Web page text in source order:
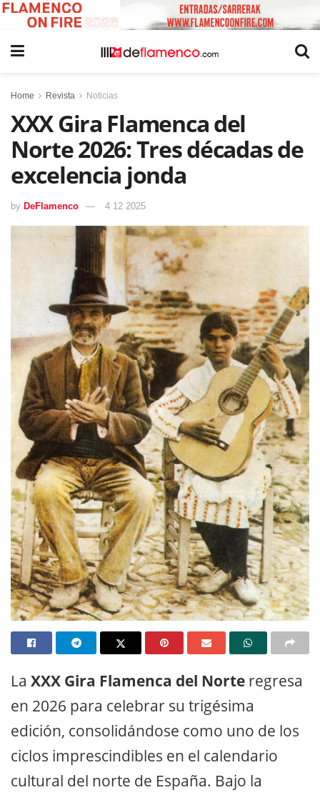
Home Revista Noticias
XXX Gira Flamenca del
Norte 2026: Tres décadas de
excelencia jonda
by DeFlamenco 4 12 2025
La XXX Gira Flamenca del Norte regresa
en 2026 para celebrar su trigésima
edición, consolidándose como uno de los
ciclos imprescindibles en el calendario
cultural del norte de España. Bajo la